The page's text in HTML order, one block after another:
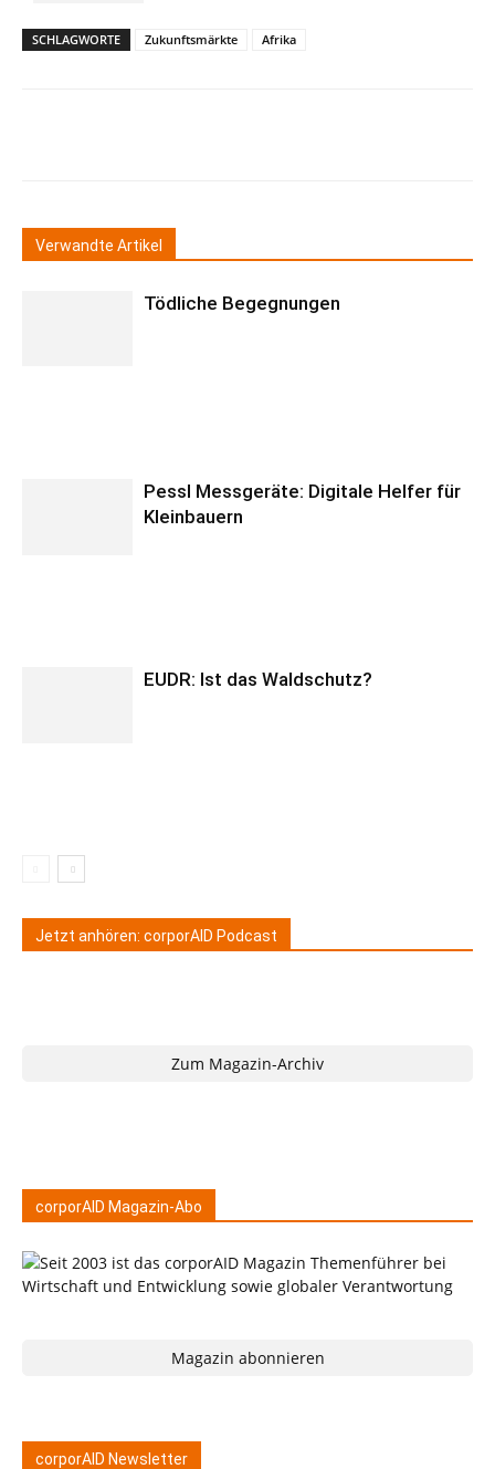
SCHLAGWORTE Zukunftsmärkte Afrika
Verwandte Artikel
Tödliche Begegnungen
Pessl Messgeräte: Digitale Helfer für
Kleinbauern
EUDR: Ist das Waldschutz?
Jetzt anhören: corporAID Podcast
Zum Magazin-Archiv
corporAID Magazin-Abo
Magazin abonnieren
corporAID Newsletter